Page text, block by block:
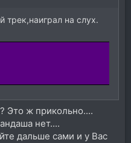
трек,наиграл на слух.
Это ж прикольно....
нет....
дальше сами и у Вас